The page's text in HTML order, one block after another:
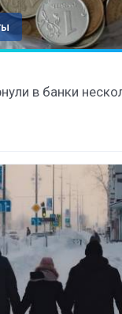
в банки